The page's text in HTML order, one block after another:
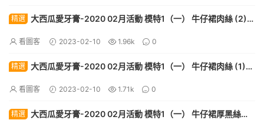
精選 大西瓜愛牙膏-2020 02月活動 模特1（一） 牛仔裙肉絲 (2)
看圖客 2023-02-10 1.96k 0
精選 大西瓜愛牙膏-2020 02月活動 模特1（一） 牛仔裙肉絲 (1)
看圖客 2023-02-10 1.71k 0
精選 大西瓜愛牙膏-2020 02月活動 模特1（一） 牛仔裙厚黑絲